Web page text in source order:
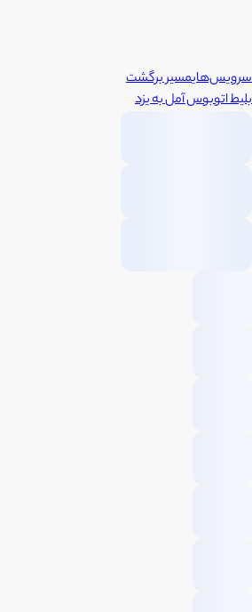
سرویس‌هایمسیر برگشت
بلیط اتوبوسآملبهیزد